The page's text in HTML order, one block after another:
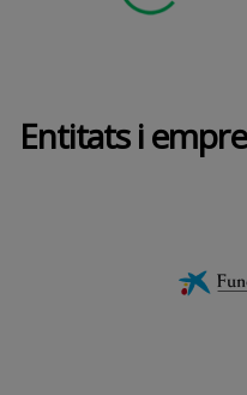
Entitats i